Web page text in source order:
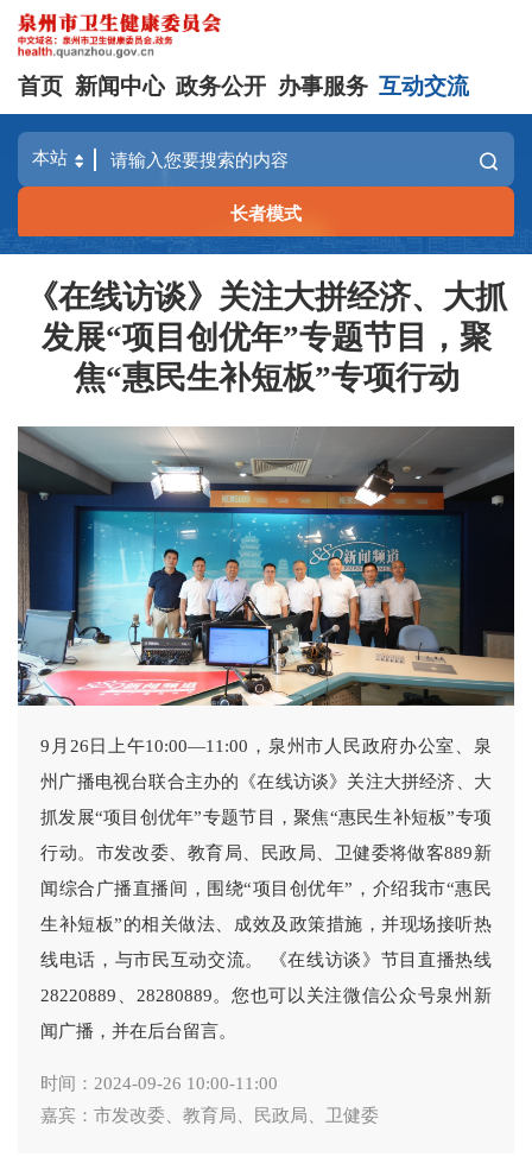
首页 新闻中心 政务公开 办事服务 互动交流
长者模式
《在线访谈》关注大拼经济、大抓
发展“项目创优年”专题节目，聚
焦“惠民生补短板”专项行动
9月26日上午10:00—11:00，泉州市人民政府办公室、泉
州广播电视台联合主办的《在线访谈》关注大拼经济、大
抓发展“项目创优年”专题节目，聚焦“惠民生补短板”专项
行动。市发改委、教育局、民政局、卫健委将做客889新
闻综合广播直播间，围绕“项目创优年”，介绍我市“惠民
生补短板”的相关做法、成效及政策措施，并现场接听热
线电话，与市民互动交流。 《在线访谈》节目直播热线
28220889、28280889。您也可以关注微信公众号泉州新
闻广播，并在后台留言。
时间：2024-09-26 10:00-11:00
嘉宾：市发改委、教育局、民政局、卫健委